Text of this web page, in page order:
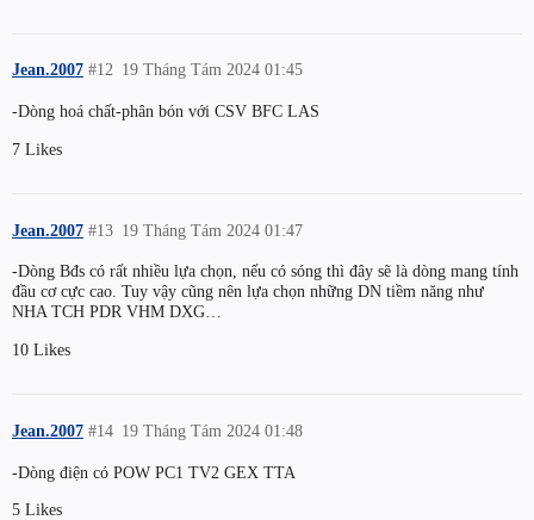
Jean.2007 19 Tháng Tám 2024 01:45
#12
-Dòng hoá chất-phân bón với CSV BFC LAS
7 Likes
Jean.2007 19 Tháng Tám 2024 01:47
#13
-Dòng Bđs có rất nhiều lựa chọn, nếu có sóng thì đây sẽ là dòng mang tính
đầu cơ cực cao. Tuy vậy cũng nên lựa chọn những DN tiềm năng như
NHA TCH PDR VHM DXG…
10 Likes
Jean.2007 19 Tháng Tám 2024 01:48
#14
-Dòng điện có POW PC1 TV2 GEX TTA
5 Likes